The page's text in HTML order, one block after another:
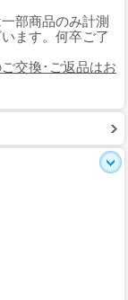
部商品のみ計測
ます。何卒ご了
交換･ご返品はお